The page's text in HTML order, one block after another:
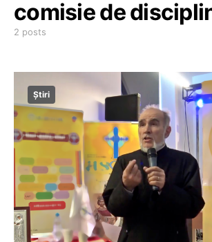
comisie de
2 posts
Știri